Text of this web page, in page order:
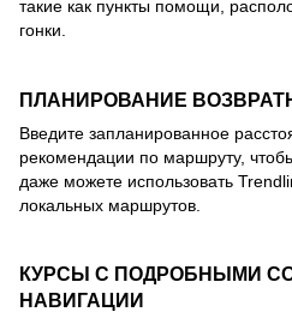
такие как пункты помощи,
гонки.
ПЛАНИРОВАНИЕ
Введите запланированное
рекомендации по маршруту,
даже можете использовать
локальных маршрутов.
КУРСЫ С ПОДРОБНЫМИ
НАВИГАЦИИ